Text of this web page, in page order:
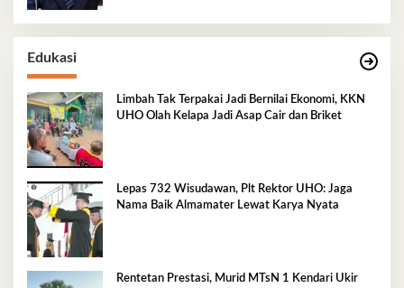
Edukasi
Limbah Tak Terpakai Jadi Bernilai Ekonomi, KKN
UHO Olah Kelapa Jadi Asap Cair dan Briket
Lepas 732 Wisudawan, Plt Rektor UHO: Jaga
Nama Baik Almamater Lewat Karya Nyata
Rentetan Prestasi, Murid MTsN 1 Kendari Ukir